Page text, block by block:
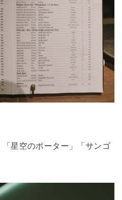
星空のポーター」「サンゴ